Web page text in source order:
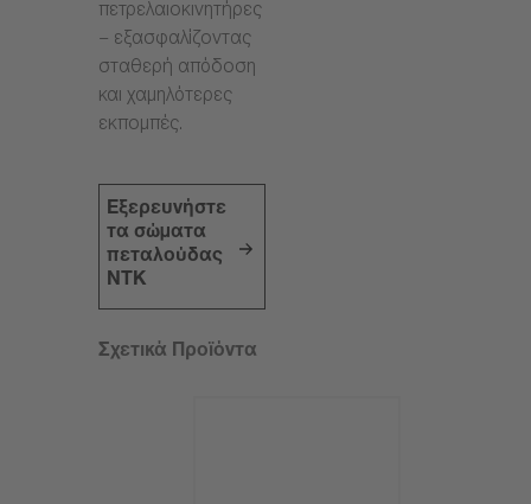
πετρελαιοκινητήρες
– εξασφαλίζοντας
σταθερή απόδοση
και χαμηλότερες
εκπομπές.
Εξερευνήστε
τα σώματα
πεταλούδας
NTK
Σχετικά Προϊόντα